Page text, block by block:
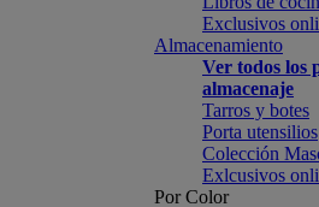
Exclusivos
Almacenamiento
Ver todos los
almacenaje
Tarros y botes
Porta utensilios
Colección
Exlcusivos
Por Color